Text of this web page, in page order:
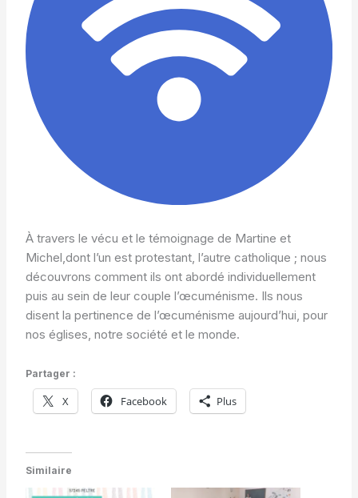
À travers le vécu et le témoignage de Martine et
Michel,dont l’un est protestant, l’autre catholique ; nous
découvrons comment ils ont abordé individuellement
puis au sein de leur couple l’œcuménisme. Ils nous
disent la pertinence de l’œcuménisme aujourd’hui, pour
nos églises, notre société et le monde.
Partager :
X Facebook Plus
Similaire